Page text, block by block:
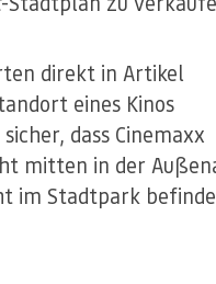
direkt in Artikel
eines Kinos
dass Cinemaxx
mitten in der
im Stadtpark